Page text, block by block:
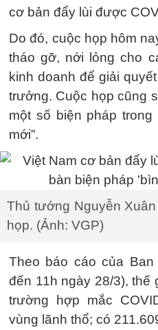
cơ bản đẩy lùi được
Do đó, cuộc họp hôm
tháo gỡ, nới lỏng cho
kinh doanh để giải
trưởng. Cuộc họp cũng
một số biện pháp trong
mới”.
Thủ tướng Nguyễn
họp. (Ảnh: VGP)
Theo báo cáo của
đến 11h ngày 28/3), thế
trường hợp mắc
vùng lãnh thổ; có